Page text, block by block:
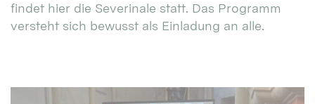
findet hier die Severinale statt. Das Programm
versteht sich bewusst als Einladung an alle.